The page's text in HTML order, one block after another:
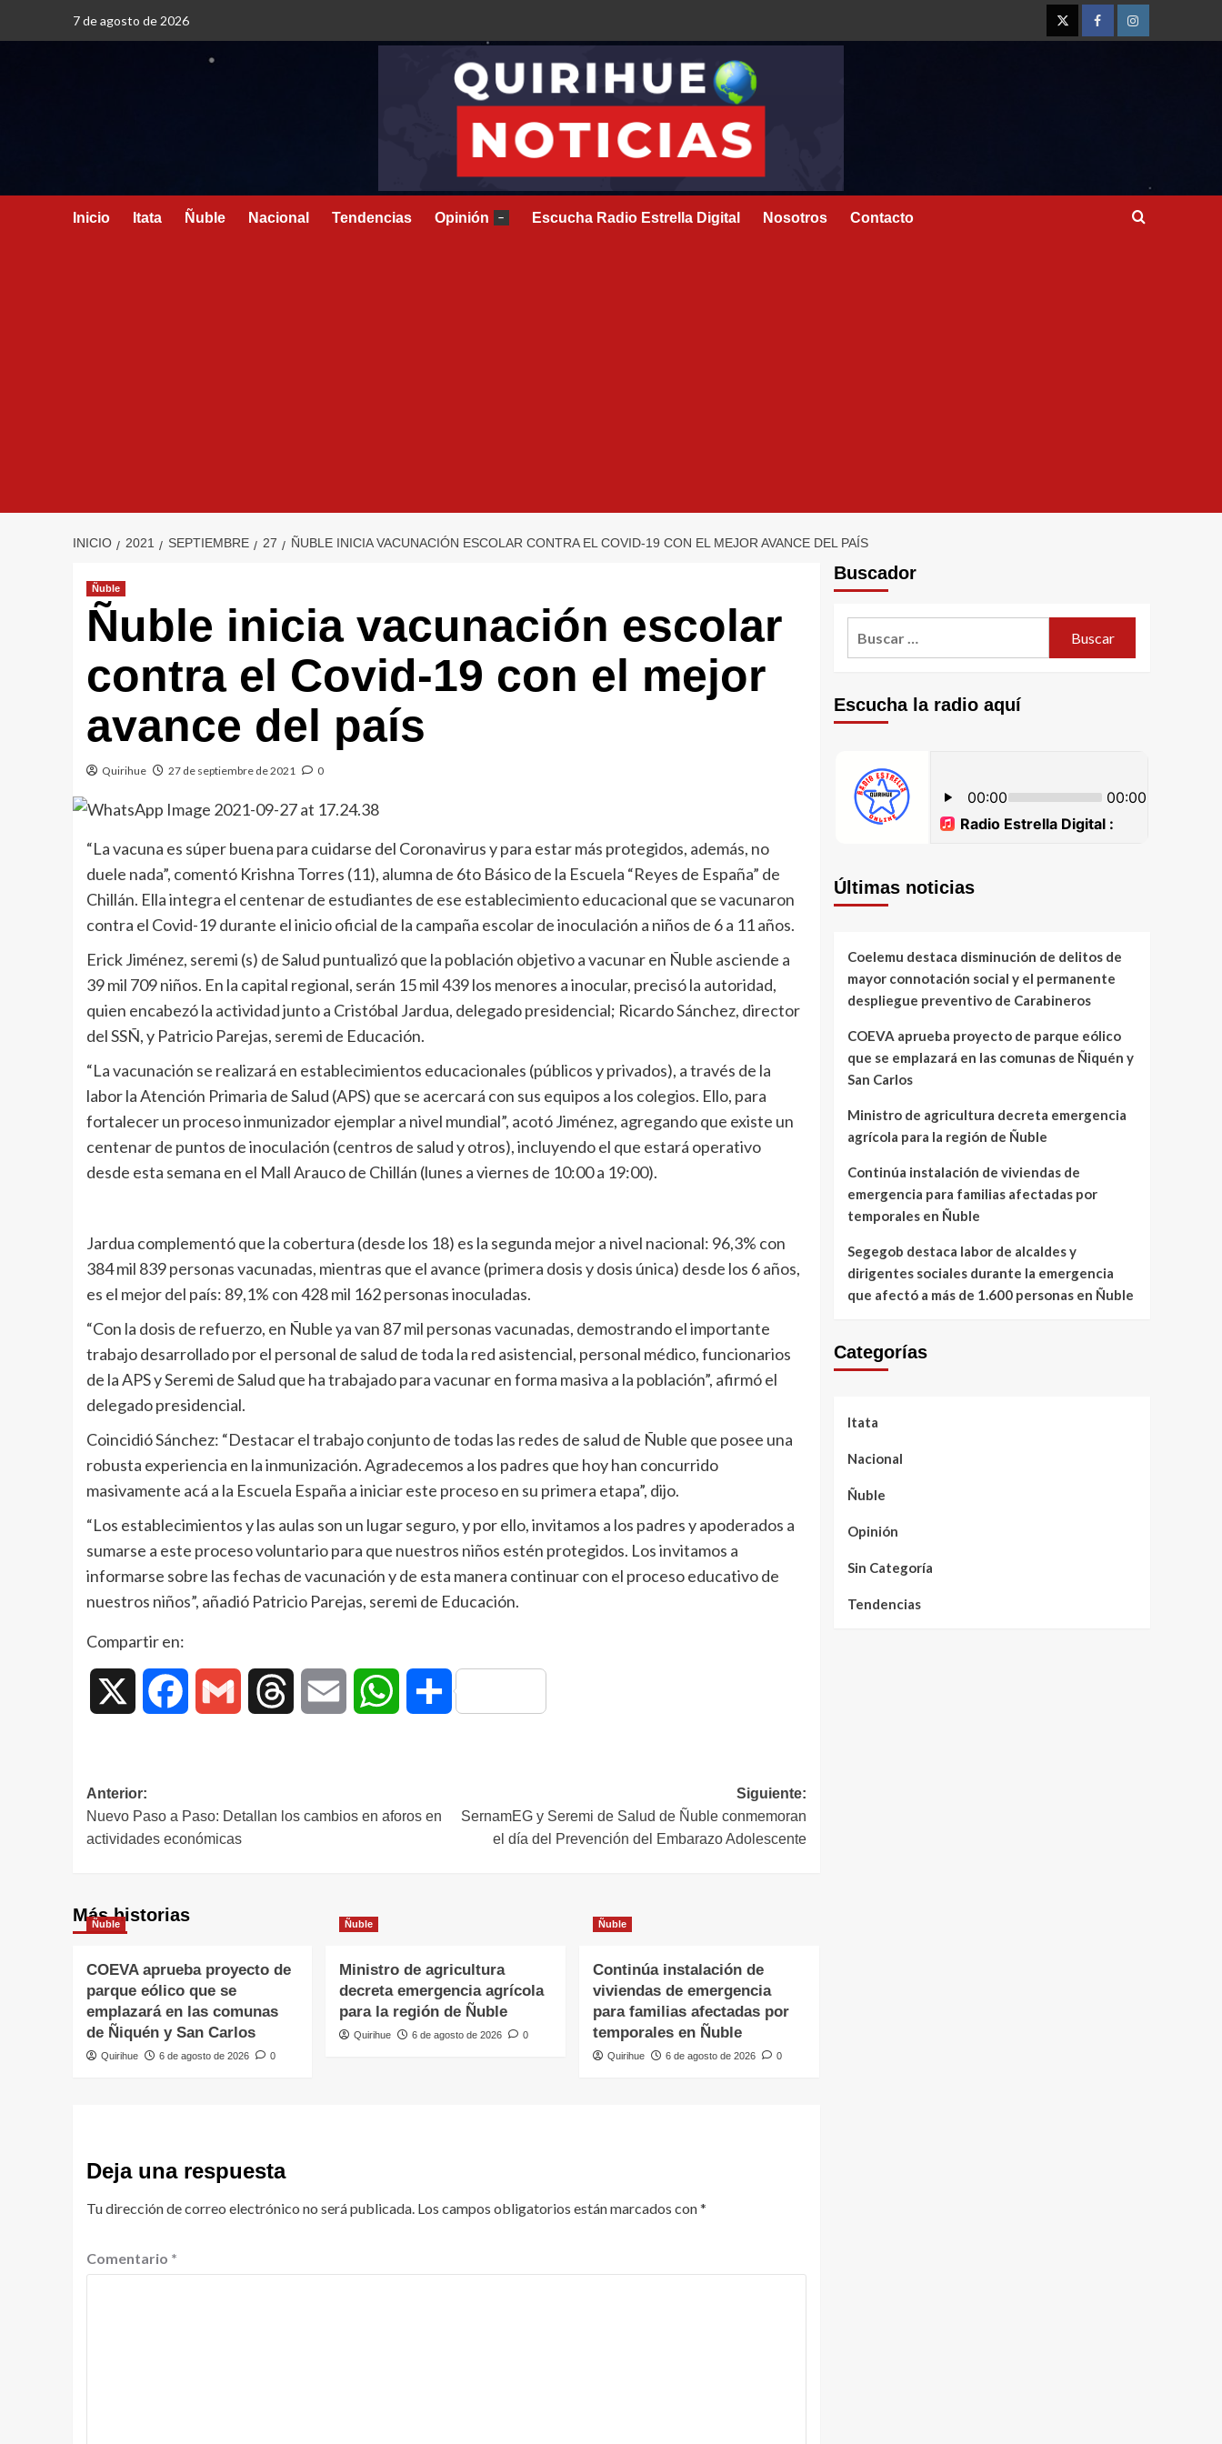
7 de agosto de 2026
Inicio Itata Ñuble Nacional Tendencias Opinión – Escucha Radio Estrella Digital Nosotros Contacto
INICIO 2021 SEPTIEMBRE 27 ÑUBLE INICIA VACUNACIÓN ESCOLAR CONTRA EL COVID-19 CON EL MEJOR AVANCE DEL PAÍS
Ñuble
Ñuble inicia vacunación escolar
contra el Covid-19 con el mejor
avance del país
Quirihue 27 de septiembre de 2021 0
“La vacuna es súper buena para cuidarse del Coronavirus y para estar más protegidos, además, no
duele nada”, comentó Krishna Torres (11), alumna de 6to Básico de la Escuela “Reyes de España” de
Chillán. Ella integra el centenar de estudiantes de ese establecimiento educacional que se vacunaron
contra el Covid-19 durante el inicio oficial de la campaña escolar de inoculación a niños de 6 a 11 años.
Erick Jiménez, seremi (s) de Salud puntualizó que la población objetivo a vacunar en Ñuble asciende a
39 mil 709 niños. En la capital regional, serán 15 mil 439 los menores a inocular, precisó la autoridad,
quien encabezó la actividad junto a Cristóbal Jardua, delegado presidencial; Ricardo Sánchez, director
del SSÑ, y Patricio Parejas, seremi de Educación.
“La vacunación se realizará en establecimientos educacionales (públicos y privados), a través de la
labor la Atención Primaria de Salud (APS) que se acercará con sus equipos a los colegios. Ello, para
fortalecer un proceso inmunizador ejemplar a nivel mundial”, acotó Jiménez, agregando que existe un
centenar de puntos de inoculación (centros de salud y otros), incluyendo el que estará operativo
desde esta semana en el Mall Arauco de Chillán (lunes a viernes de 10:00 a 19:00).
Jardua complementó que la cobertura (desde los 18) es la segunda mejor a nivel nacional: 96,3% con
384 mil 839 personas vacunadas, mientras que el avance (primera dosis y dosis única) desde los 6 años,
es el mejor del país: 89,1% con 428 mil 162 personas inoculadas.
“Con la dosis de refuerzo, en Ñuble ya van 87 mil personas vacunadas, demostrando el importante
trabajo desarrollado por el personal de salud de toda la red asistencial, personal médico, funcionarios
de la APS y Seremi de Salud que ha trabajado para vacunar en forma masiva a la población”, afirmó el
delegado presidencial.
Coincidió Sánchez: “Destacar el trabajo conjunto de todas las redes de salud de Ñuble que posee una
robusta experiencia en la inmunización. Agradecemos a los padres que hoy han concurrido
masivamente acá a la Escuela España a iniciar este proceso en su primera etapa”, dijo.
“Los establecimientos y las aulas son un lugar seguro, y por ello, invitamos a los padres y apoderados a
sumarse a este proceso voluntario para que nuestros niños estén protegidos. Los invitamos a
informarse sobre las fechas de vacunación y de esta manera continuar con el proceso educativo de
nuestros niños”, añadió Patricio Parejas, seremi de Educación.
Compartir en:
Facebook Gmail Threads Email WhatsAppCompartir
Anterior:
Nuevo Paso a Paso: Detallan los cambios en aforos en
actividades económicas
Siguiente:
SernamEG y Seremi de Salud de Ñuble conmemoran
el día del Prevención del Embarazo Adolescente
Más historias
Ñuble
COEVA aprueba proyecto de
parque eólico que se
emplazará en las comunas
de Ñiquén y San Carlos
Quirihue 6 de agosto de 2026 0
Ñuble
Ministro de agricultura
decreta emergencia agrícola
para la región de Ñuble
Quirihue 6 de agosto de 2026 0
Ñuble
Continúa instalación de
viviendas de emergencia
para familias afectadas por
temporales en Ñuble
Quirihue 6 de agosto de 2026 0
Deja una respuesta
Tu dirección de correo electrónico no será publicada. Los campos obligatorios están marcados con*
Comentario *
Buscador
Escucha la radio aquí
Últimas noticias
Coelemu destaca disminución de delitos de
mayor connotación social y el permanente
despliegue preventivo de Carabineros
COEVA aprueba proyecto de parque eólico
que se emplazará en las comunas de Ñiquén y
San Carlos
Ministro de agricultura decreta emergencia
agrícola para la región de Ñuble
Continúa instalación de viviendas de
emergencia para familias afectadas por
temporales en Ñuble
Segegob destaca labor de alcaldes y
dirigentes sociales durante la emergencia
que afectó a más de 1.600 personas en Ñuble
Categorías
Itata
Nacional
Ñuble
Opinión
Sin Categoría
Tendencias